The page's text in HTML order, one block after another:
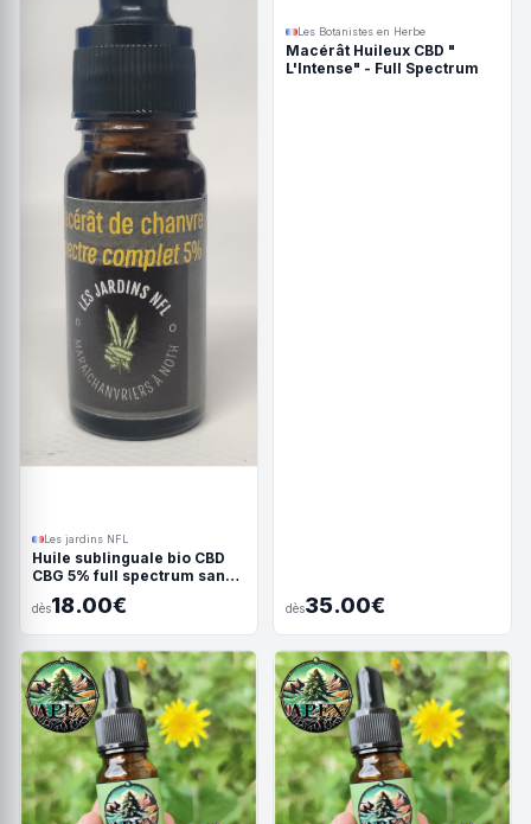
Les jardins NFL
Huile sublinguale bio CBD
CBG 5% full spectrum sans
isolat
dès18.00€
Les Botanistes en Herbe
Macérât Huileux CBD "
L'Intense" - Full Spectrum
dès35.00€